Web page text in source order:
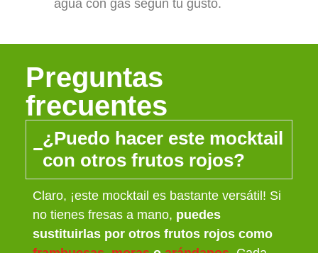
agua con gas según tu gusto.
Preguntas
frecuentes
¿Puedo hacer este mocktail
con otros frutos rojos?
Claro, ¡este mocktail es bastante versátil! Si
no tienes fresas a mano, puedes
sustituirlas por otros frutos rojos como